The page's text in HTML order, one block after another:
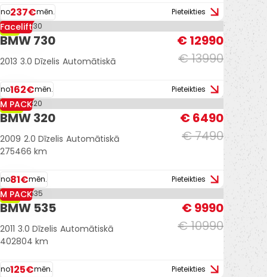
no237€mēn. Pieteikties
-7%
Facelift
BMW 730
€ 13990
€ 12990
2013 3.0 Dīzelis Automātiskā
no162€mēn. Pieteikties
-13%
M PACK
BMW 320
€ 7490
€ 6490
2009 2.0 Dīzelis Automātiskā
275466 km
no81€mēn. Pieteikties
-9%
M PACK
BMW 535
€ 10990
€ 9990
2011 3.0 Dīzelis Automātiskā
402804 km
no125€mēn. Pieteikties